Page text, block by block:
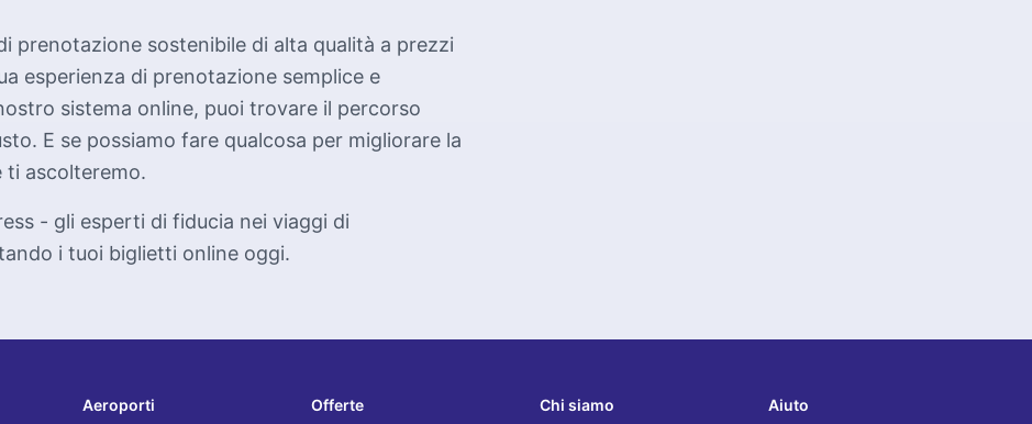
prenotazione sostenibile di alta qualità a prezzi
esperienza di prenotazione semplice e
sistema online, puoi trovare il percorso
E se possiamo fare qualcosa per migliorare la
ti ascolteremo.
- gli esperti di fiducia nei viaggi di
i tuoi biglietti online oggi.
Aeroporti Offerte Chi siamo Aiuto